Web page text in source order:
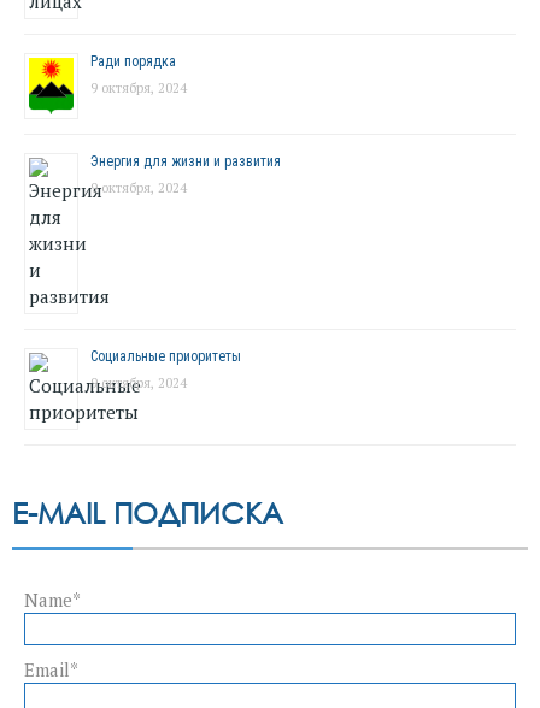
Ради порядка
9 октября, 2024
Энергия для жизни и развития
9 октября, 2024
Социальные приоритеты
9 октября, 2024
E-MAIL ПОДПИСКА
Name*
Email*